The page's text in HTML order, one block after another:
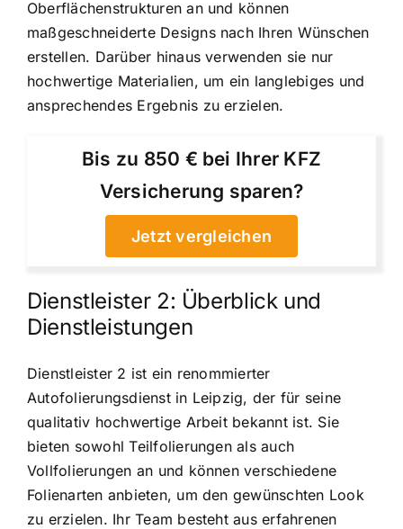
Oberflächenstrukturen an und können
maßgeschneiderte Designs nach Ihren Wünschen
erstellen. Darüber hinaus verwenden sie nur
hochwertige Materialien, um ein langlebiges und
ansprechendes Ergebnis zu erzielen.
Bis zu 850 € bei Ihrer KFZ
Versicherung sparen?
Jetzt vergleichen
Dienstleister 2: Überblick und
Dienstleistungen
Dienstleister 2 ist ein renommierter
Autofolierungsdienst in Leipzig, der für seine
qualitativ hochwertige Arbeit bekannt ist. Sie
bieten sowohl Teilfolierungen als auch
Vollfolierungen an und können verschiedene
Folienarten anbieten, um den gewünschten Look
zu erzielen. Ihr Team besteht aus erfahrenen